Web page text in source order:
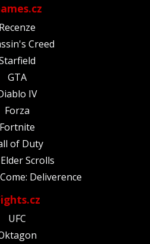
Recenze
Creed
GTA
IV
Forza
Fortnite
of Duty
Scrolls
Deliverence
UFC